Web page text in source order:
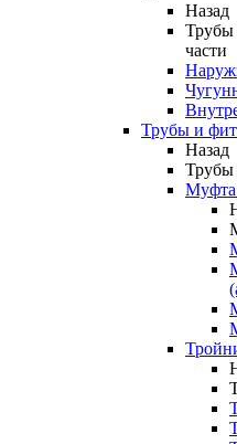
Назад
Трубы
части
Трубы и
Назад
Трубы
Муфта